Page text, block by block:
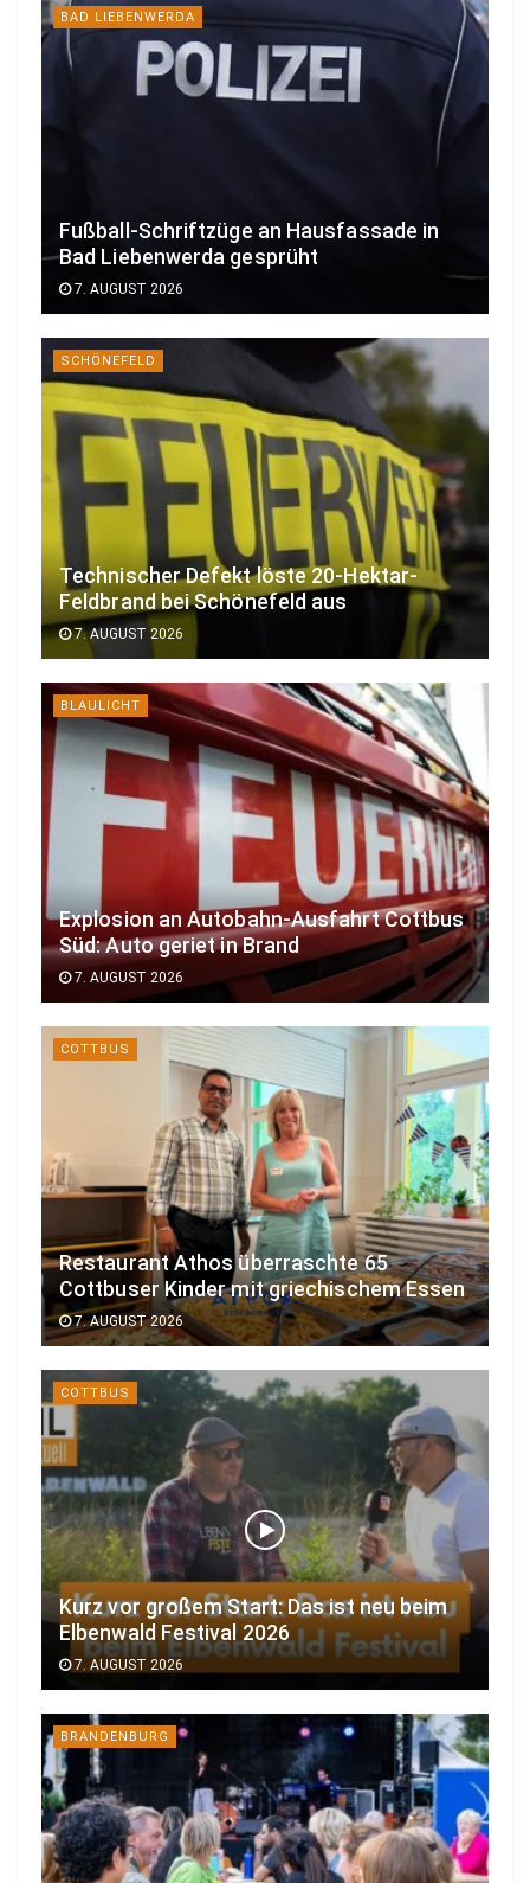
BAD LIEBENWERDA
Fußball-Schriftzüge an Hausfassade in
Bad Liebenwerda gesprüht
7. AUGUST 2026
SCHÖNEFELD
Technischer Defekt löste 20-Hektar-
Feldbrand bei Schönefeld aus
7. AUGUST 2026
BLAULICHT
Explosion an Autobahn-Ausfahrt Cottbus
Süd: Auto geriet in Brand
7. AUGUST 2026
COTTBUS
Restaurant Athos überraschte 65
Cottbuser Kinder mit griechischem Essen
7. AUGUST 2026
COTTBUS
Kurz vor großem Start: Das ist neu beim
Elbenwald Festival 2026
7. AUGUST 2026
BRANDENBURG